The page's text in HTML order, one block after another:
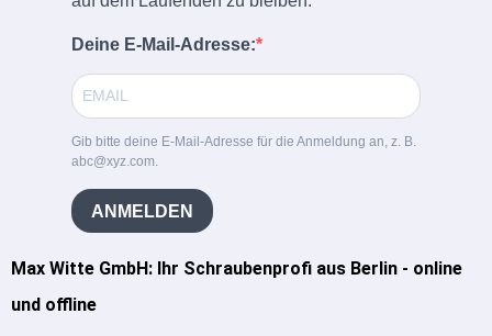
Max Witte GmbH: Ihr Schraubenprofi aus Berlin - online
und offline
Deine E-Mail-Adresse:
Gib bitte deine E-Mail-Adresse für die Anmeldung an, z. B.
abc@xyz.com.
ANMELDEN